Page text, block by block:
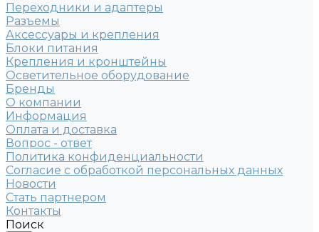
Переходники и адаптеры
Разъемы
Аксессуары и крепления
Блоки питания
Крепления и кронштейны
Осветительное оборудование
Бренды
О компании
Информация
Оплата и доставка
Вопрос - ответ
Политика конфиденциальности
Согласие с обработкой персональных данных
Новости
Стать партнером
Контакты
Поиск